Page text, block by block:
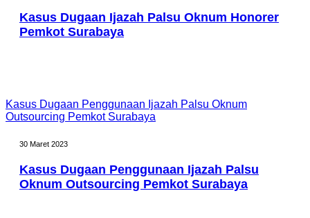
Kasus Dugaan Ijazah Palsu Oknum Honorer
Pemkot Surabaya
Kasus Dugaan Penggunaan Ijazah Palsu Oknum
Outsourcing Pemkot Surabaya
30 Maret 2023
Kasus Dugaan Penggunaan Ijazah Palsu
Oknum Outsourcing Pemkot Surabaya